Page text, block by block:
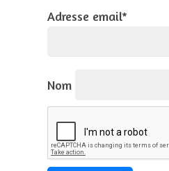
Adresse email*
Nom